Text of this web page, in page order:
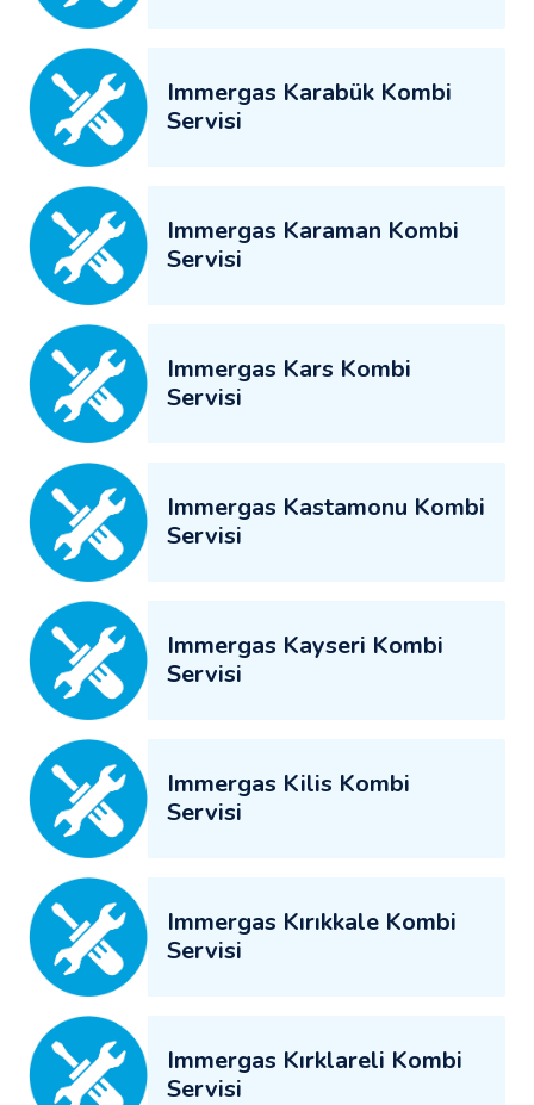
Immergas Karabük Kombi
Servisi
Immergas Karaman Kombi
Servisi
Immergas Kars Kombi
Servisi
Immergas Kastamonu Kombi
Servisi
Immergas Kayseri Kombi
Servisi
Immergas Kilis Kombi
Servisi
Immergas Kırıkkale Kombi
Servisi
Immergas Kırklareli Kombi
Servisi